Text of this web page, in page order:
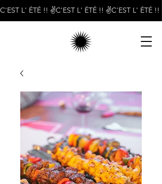
C'EST L' ÉTÉ !! ✌️